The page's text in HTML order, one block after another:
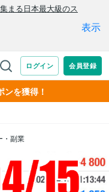
を獲得！
・副業